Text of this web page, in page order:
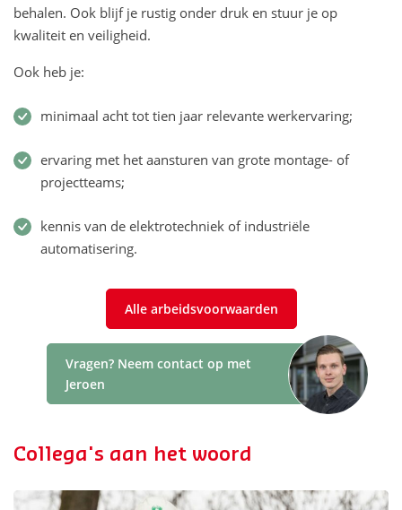
behalen. Ook blijf je rustig onder druk en stuur je op
kwaliteit en veiligheid.
Ook heb je:
minimaal acht tot tien jaar relevante werkervaring;
ervaring met het aansturen van grote montage- of
projectteams;
kennis van de elektrotechniek of industriële
automatisering.
Alle arbeidsvoorwaarden
Vragen? Neem contact op met
Jeroen
Collega's aan het woord